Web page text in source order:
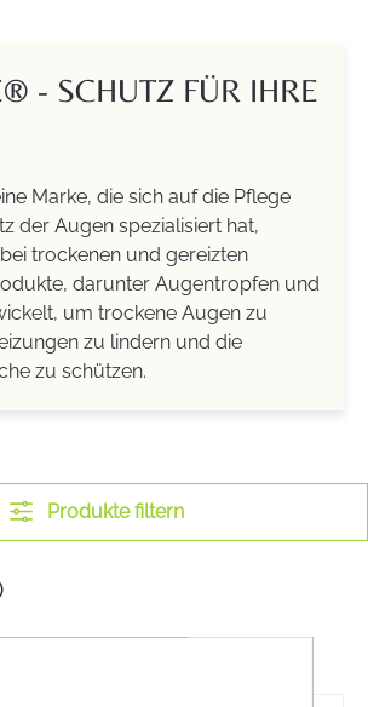
- SCHUTZ FÜR IHRE
Marke, die sich auf die Pflege
der Augen spezialisiert hat,
trockenen und gereizten
darunter Augentropfen und
um trockene Augen zu
zu lindern und die
zu schützen.
Produkte filtern